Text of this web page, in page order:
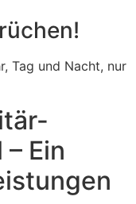
Tag und Nacht, nur
Ein